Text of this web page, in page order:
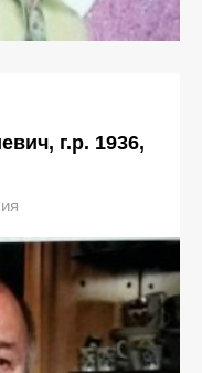
г.р. 1936,